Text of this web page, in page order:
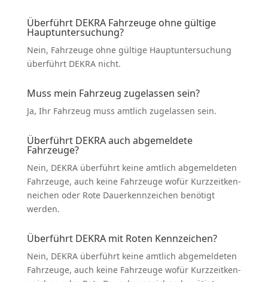
Überführt DEKRA Fahrzeuge ohne gültige
Haupt­un­ter­su­chung?
Nein, Fahrzeuge ohne gültige Haupt­un­ter­su­chung
überführt DEKRA nicht.
Muss mein Fahrzeug zugelassen sein?
Ja, Ihr Fahrzeug muss amtlich zugelassen sein.
Überführt DEKRA auch abgemeldete
Fahrzeuge?
Nein, DEKRA überführt keine amtlich abgemel­deten
Fahrzeuge, auch keine Fahrzeuge wofür Kurzzeit­ken­
n­eichen oder Rote Dauer­kenn­zeichen benötigt
werden.
Überführt DEKRA mit Roten Kennzeichen?
Nein, DEKRA überführt keine amtlich abgemel­deten
Fahrzeuge, auch keine Fahrzeuge wofür Kurzzeit­ken­